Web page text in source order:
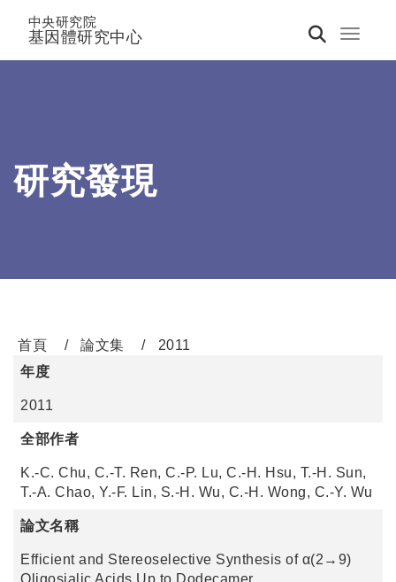
Toggle
中央研究院
基因體研究中心
研究發現
首頁 論文集
2011
年度
2011
全部作者
K.-C. Chu, C.-T. Ren, C.-P. Lu, C.-H. Hsu, T.-H. Sun,
T.-A. Chao, Y.-F. Lin, S.-H. Wu, C.-H. Wong, C.-Y. Wu
論文名稱
Efficient and Stereoselective Synthesis of α(2→9)
Oligosialic Acids Up to Dodecamer